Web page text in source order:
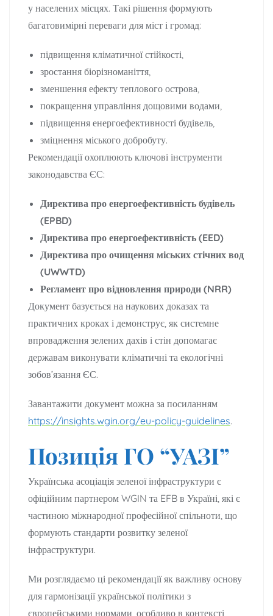
у населених місцях. Такі рішення формують
багатовимірні переваги для міст і громад:
підвищення кліматичної стійкості,
зростання біорізноманіття,
зменшення ефекту теплового острова,
покращення управління дощовими водами,
підвищення енергоефективності будівель,
зміцнення міського добробуту.
Рекомендації охоплюють ключові інструменти
законодавства ЄС:
Директива про енергоефективність будівель
(EPBD)
Директива про енергоефективність (EED)
Директива про очищення міських стічних вод
(UWWTD)
Регламент про відновлення природи (NRR)
Документ базується на наукових доказах та
практичних кроках і демонструє, як системне
впровадження зелених дахів і стін допомагає
державам виконувати кліматичні та екологічні
зобов’язання ЄС.
Завантажити документ можна за посиланням
https://insights.wgin.org/eu-policy-guidelines.
Позиція ГО “УАЗІ”
Українська асоціація зеленої інфраструктури є
офіційним партнером WGIN та EFB в Україні, які є
частиною міжнародної професійної спільноти, що
формують стандарти розвитку зеленої
інфраструктури.
Ми розглядаємо ці рекомендації як важливу основу
для гармонізації української політики з
європейськими нормами, особливо в контексті